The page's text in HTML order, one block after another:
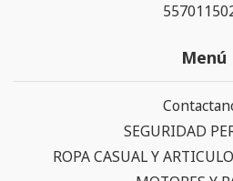
Menú
SEGURIDAD
ROPA CASUAL Y